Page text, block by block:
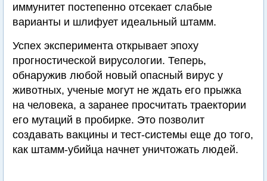
иммунитет постепенно отсекает слабые
варианты и шлифует идеальный штамм.
Успех эксперимента открывает эпоху
прогностической вирусологии. Теперь,
обнаружив любой новый опасный вирус у
животных, ученые могут не ждать его прыжка
на человека, а заранее просчитать траектории
его мутаций в пробирке. Это позволит
создавать вакцины и тест-системы еще до того,
как штамм-убийца начнет уничтожать людей.